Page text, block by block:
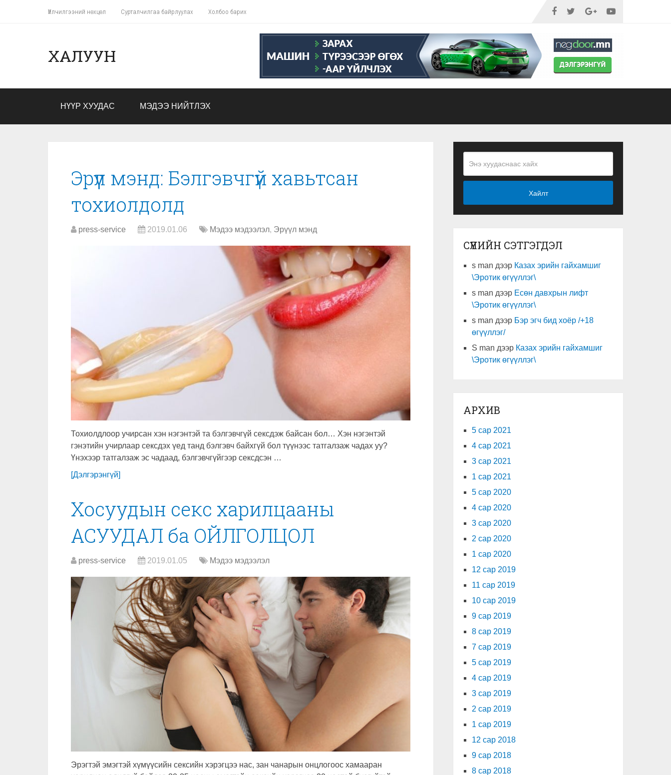
Үйлчилгээний нөхцөл Сурталчилгаа байрлуулах Холбоо барих
ХАЛУУН
НҮҮР ХУУДАС МЭДЭЭ НИЙТЛЭХ
Эрүүл мэнд: Бэлгэвчгүй хавьтсан
тохиолдолд
press-service 2019.01.06 Мэдээ мэдээлэл, Эрүүл мэнд
Тохиолдлоор учирсан хэн нэгэнтэй та бэлгэвчгүй сексдэж байсан бол… Хэн нэгэнтэй
гэнэтийн учирлаар сексдэх үед танд бэлгэвч байхгүй бол түүнээс татгалзаж чадах уу?
Үнэхээр татгалзаж эс чадаад, бэлгэвчгүйгээр сексдсэн …
[Дэлгэрэнгүй]
Хосуудын секс харилцааны
АСУУДАЛ ба ОЙЛГОЛЦОЛ
press-service 2019.01.05 Мэдээ мэдээлэл
Эрэгтэй эмэгтэй хүмүүсийн сексийн хэрэгцээ нас, зан чанарын онцлогоос хамааран
Хайлт
СҮҮЛИЙН СЭТГЭГДЭЛ
s man дээр Казах эрийн гайхамшиг
\Эротик өгүүллэг\
s man дээр Есөн давхрын лифт
\Эротик өгүүллэг\
s man дээр Бэр эгч бид хоёр /+18
өгүүллэг/
S man дээр Казах эрийн гайхамшиг
\Эротик өгүүллэг\
АРХИВ
5 сар 2021
4 сар 2021
3 сар 2021
1 сар 2021
5 сар 2020
4 сар 2020
3 сар 2020
2 сар 2020
1 сар 2020
12 сар 2019
11 сар 2019
10 сар 2019
9 сар 2019
8 сар 2019
7 сар 2019
5 сар 2019
4 сар 2019
3 сар 2019
2 сар 2019
1 сар 2019
12 сар 2018
9 сар 2018
8 сар 2018